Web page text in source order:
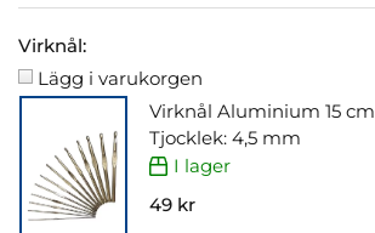
Virknål:
Lägg i varukorgen
Virknål Aluminium 15 cm
Tjocklek: 4,5 mm
I lager
49 kr